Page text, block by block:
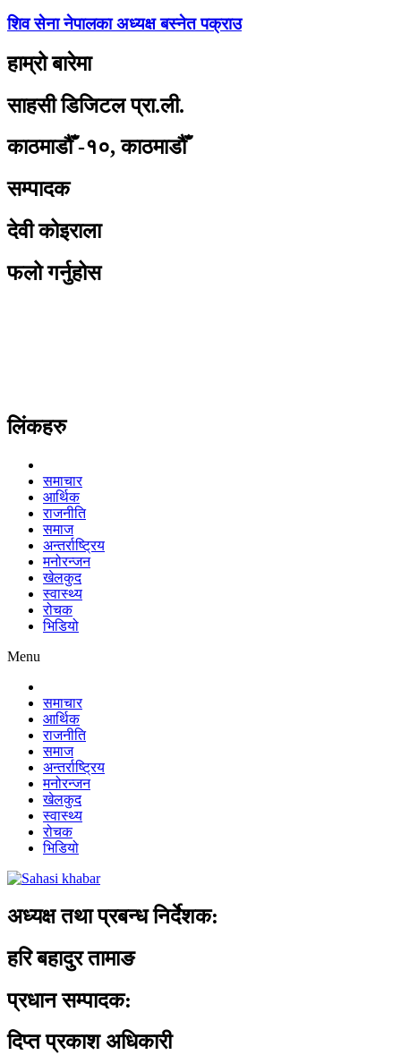
शिव सेना नेपालका अध्यक्ष बस्नेत पक्राउ
हाम्रो बारेमा
साहसी डिजिटल प्रा.ली.
काठमाडौँ -१०, काठमाडौँ
सम्पादक
देवी कोइराला
फलो गर्नुहोस
लिंकहरु
समाचार
आर्थिक
राजनीति
समाज
अन्तर्राष्ट्रिय
मनोरन्जन
खेलकुद
स्वास्थ्य
रोचक
भिडियो
Menu
समाचार
आर्थिक
राजनीति
समाज
अन्तर्राष्ट्रिय
मनोरन्जन
खेलकुद
स्वास्थ्य
रोचक
भिडियो
अध्यक्ष तथा प्रबन्ध निर्देशक:
हरि बहादुर तामाङ
प्रधान सम्पादक:
दिप्त प्रकाश अधिकारी